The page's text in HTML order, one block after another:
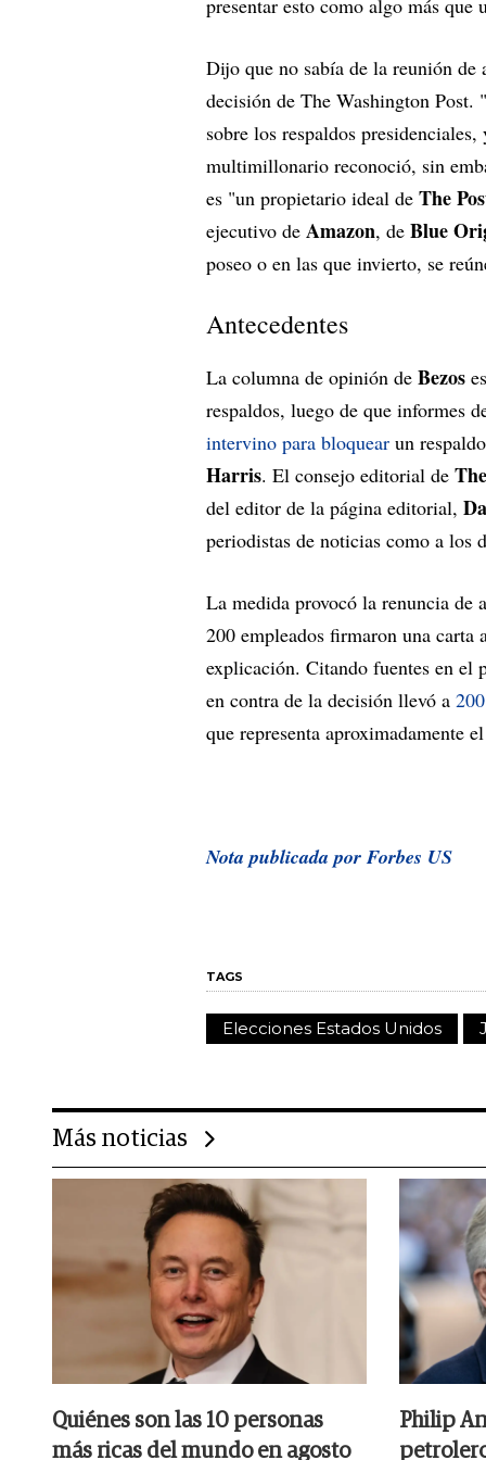
presentar esto como algo más
Dijo que no sabía de la reunión
decisión de The Washington Post.
sobre los respaldos
multimillonario reconoció, sin
es "un propietario ideal de The
ejecutivo de Amazon, de Blue
poseo o en las que invierto, se
Antecedentes
La columna de opinión de Bezos
respaldos, luego de que informes
intervino para bloquear un
Harris. El consejo editorial de
del editor de la página editorial,
periodistas de noticias como a
La medida provocó la renuncia de
200 empleados firmaron una
explicación. Citando fuentes en el
en contra de la decisión llevó a
que representa aproximadamente
Nota publicada por Forbes US
TAGS
Elecciones Estados Unidos
Más noticias
Quiénes son las 10 personas
más ricas del mundo en agosto
Philip